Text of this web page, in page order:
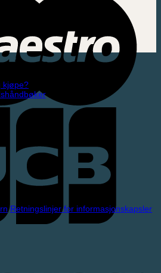
kjøpe?
Retningslinjer for informasjonskapsler